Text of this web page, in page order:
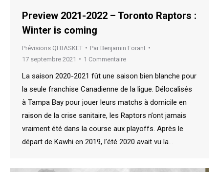
Preview 2021-2022 – Toronto Raptors :
Winter is coming
Prévisions QI BASKET Par Benjamin Forant
17 septembre 2021
1 Commentaire
La saison 2020-2021 fût une saison bien blanche pour
la seule franchise Canadienne de la ligue. Délocalisés
à Tampa Bay pour jouer leurs matchs à domicile en
raison de la crise sanitaire, les Raptors n’ont jamais
vraiment été dans la course aux playoffs. Après le
départ de Kawhi en 2019, l’été 2020 avait vu la…